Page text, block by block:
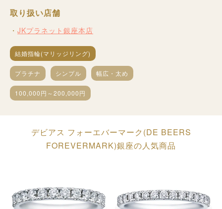
取り扱い店舗
JKプラネット銀座本店
結婚指輪(マリッジリング)
プラチナ シンプル 幅広・太め
100,000円～200,000円
デビアス フォーエバーマーク(DE BEERS
FOREVERMARK)銀座の人気商品